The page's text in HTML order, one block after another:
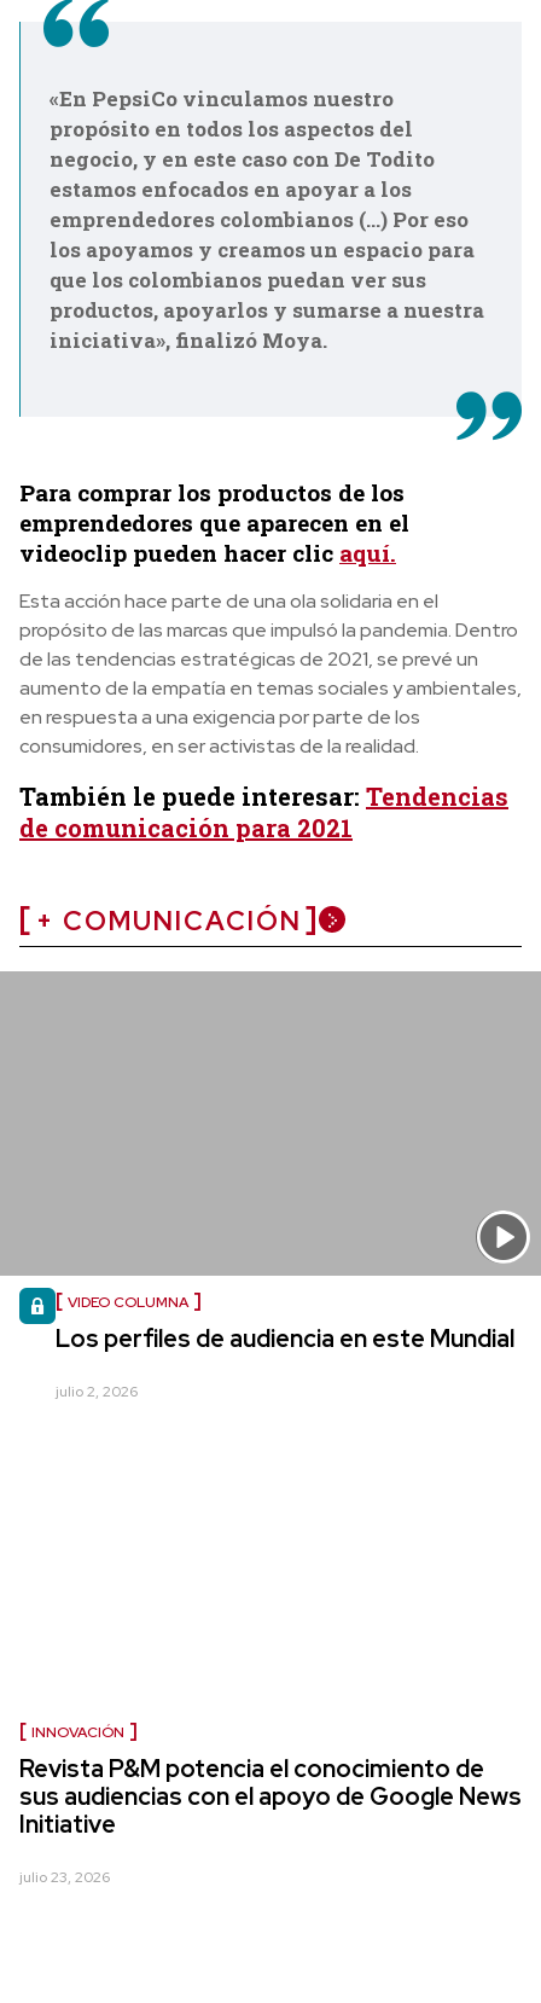
«En PepsiCo vinculamos nuestro
propósito en todos los aspectos del
negocio, y en este caso con De Todito
estamos enfocados en apoyar a los
emprendedores colombianos (…) Por eso
los apoyamos y creamos un espacio para
que los colombianos puedan ver sus
productos, apoyarlos y sumarse a nuestra
iniciativa», finalizó Moya.
Para comprar los productos de los
emprendedores que aparecen en el
videoclip pueden hacer clic aquí.
Esta acción hace parte de una ola solidaria en el
propósito de las marcas que impulsó la pandemia. Dentro
de las tendencias estratégicas de 2021, se prevé un
aumento de la empatía en temas sociales y ambientales,
en respuesta a una exigencia por parte de los
consumidores, en ser activistas de la realidad.
También le puede interesar: Tendencias
de comunicación para 2021
+ COMUNICACIÓN
VIDEO COLUMNA
Los perfiles de audiencia en este Mundial
julio 2, 2026
INNOVACIÓN
Revista P&M potencia el conocimiento de
sus audiencias con el apoyo de Google News
Initiative
julio 23, 2026